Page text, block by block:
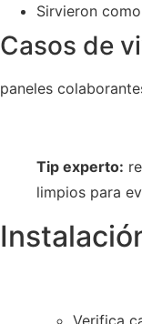
Sirvieron
Casos de
paneles
Tip experto:
limpios para
Verifica